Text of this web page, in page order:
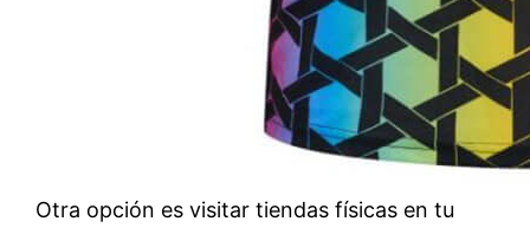
Otra opción es visitar tiendas físicas en tu